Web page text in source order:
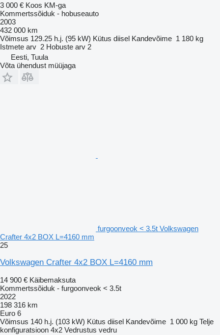
3 000 € Koos KM-ga
Kommertssõiduk - hobuseauto
2003
432 000 km
Võimsus 129.25 h.j. (95 kW) Kütus diisel Kandevõime 1 180 kg
Istmete arv 2 Hobuste arv 2
Eesti, Tuula
Võta ühendust müüjaga
furgoonveok < 3.5t Volkswagen
Crafter 4x2 BOX L=4160 mm
25
Volkswagen Crafter 4x2 BOX L=4160 mm
14 900 € Käibemaksuta
Kommertssõiduk - furgoonveok < 3.5t
2022
198 316 km
Euro 6
Võimsus 140 h.j. (103 kW) Kütus diisel Kandevõime 1 000 kg Telje
konfiguratsioon 4x2 Vedrustus vedru